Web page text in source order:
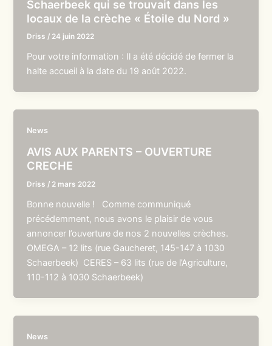
Schaerbeek qui se trouvait dans les
locaux de la crèche « Étoile du Nord »
Driss / 24 juin 2022
Pour votre information : Il a été décidé de fermer la
halte accueil à la date du 19 août 2022.
News
AVIS AUX PARENTS – OUVERTURE
CRECHE
Driss / 2 mars 2022
Bonne nouvelle ! Comme communiqué
précédemment, nous avons le plaisir de vous
annoncer l’ouverture de nos 2 nouvelles crèches.
OMEGA – 12 lits (rue Gaucheret, 145-147 à 1030
Schaerbeek) CERES – 63 lits (rue de l’Agriculture,
110-112 à 1030 Schaerbeek)
News